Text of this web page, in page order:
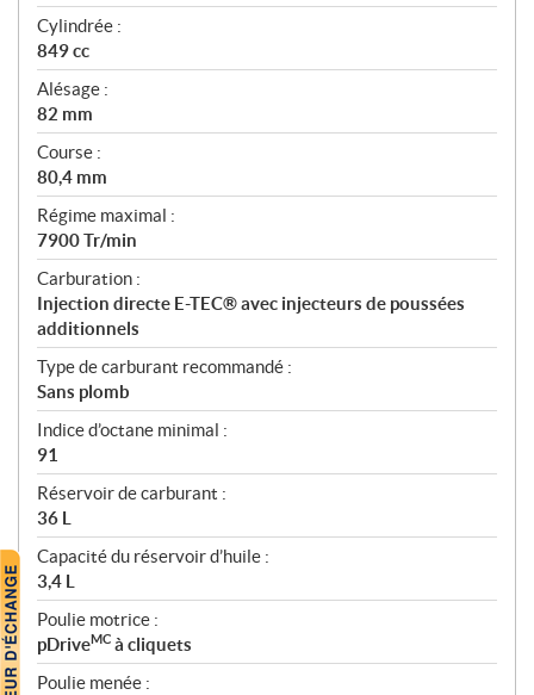
Cylindrée :
849 cc
Alésage :
82 mm
Course :
80,4 mm
Régime maximal :
7900 Tr/min
Carburation :
Injection directe E-TEC® avec injecteurs de poussées
additionnels
Type de carburant recommandé :
Sans plomb
Indice d’octane minimal :
91
Réservoir de carburant :
36 L
Capacité du réservoir d’huile :
3,4 L
Poulie motrice :
pDriveMC à cliquets
Poulie menée :